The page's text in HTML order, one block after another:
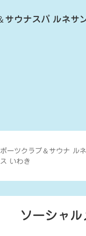
サウナスパ ルネサ
ーツクラブ ＆ サウナ ル
いわき
ソーシャル